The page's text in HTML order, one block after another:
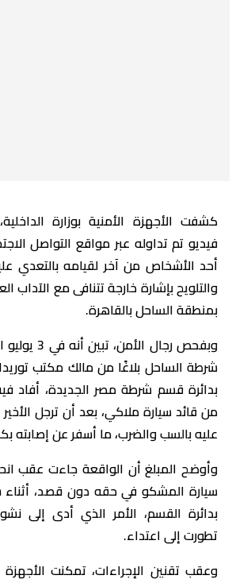
كشفت الأجهزة الأمنية بوزارة
فيديو تم تداوله عبر مواقع التواصل
أحد الأشخاص من آخر لقيامه بالتعدي
والتلويح بإشارة خارجة تتنافى مع الآداب
بمنطقة الساحل بالقاهرة.
وبفحص رجال
شرطة الساحل بلاغًا من مالك مكتب
بدائرة قسم شرطة مصر الجديدة، أفاد
من قائد سيارة ملاكي، بعد أن ترجل
عليه بالسب والضرب، ما أسفر عن إصابته
وأوضح المبلغ أن الواقعة جاءت عقب
سيارة المشكو في حقه دون قصد، أثناء
بدائرة القسم، الأمر الذي أدى إلى
تطورت إلى اعتداء.
وعقب تقنين الإجراءات، تمكنت